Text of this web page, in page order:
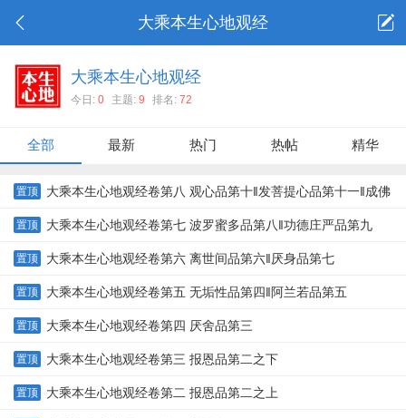
大乘本生心地观经
大乘本生心地观经
今日:0 主题:9 排名:72
全部 最新 热门 热帖 精华
置顶 大乘本生心地观经卷第八 观心品第十‖发菩提心品第十一‖成佛
品第十二‖嘱累品第十三
置顶 大乘本生心地观经卷第七 波罗蜜多品第八‖功德庄严品第九
置顶 大乘本生心地观经卷第六 离世间品第六‖厌身品第七
置顶 大乘本生心地观经卷第五 无垢性品第四‖阿兰若品第五
置顶 大乘本生心地观经卷第四 厌舍品第三
置顶 大乘本生心地观经卷第三 报恩品第二之下
置顶 大乘本生心地观经卷第二 报恩品第二之上